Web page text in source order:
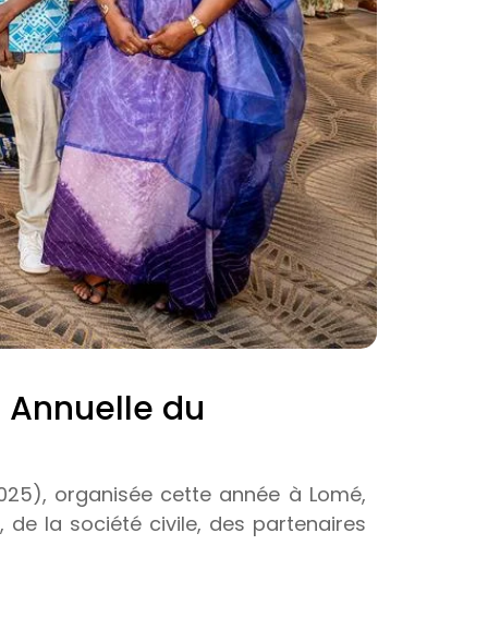
Annuelle du
organisée cette année à Lomé,
de la société civile, des partenaires